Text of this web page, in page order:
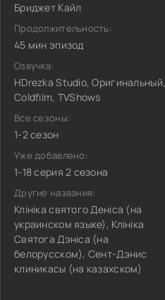
Бриджет Кайл
Продолжительность:
45 мин эпизод
Озвучка:
HDrezka Studio, Оригинальный,
Coldfilm, TVShows
Все сезоны:
1-2 сезон
Уже добавлено:
1-18 серия 2 сезона
Другие названия:
Клініка святого Деніса (на
украинском языке), Клініка
Святога Дэніса (на
белорусском), Сент-Дэнис
клиникасы (на казахском)